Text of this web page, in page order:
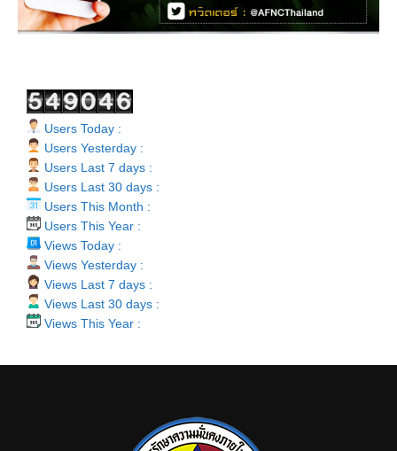
Users Today :
Users Yesterday :
Users Last 7 days :
Users Last 30 days :
Users This Month :
Users This Year :
Views Today :
Views Yesterday :
Views Last 7 days :
Views Last 30 days :
Views This Year :